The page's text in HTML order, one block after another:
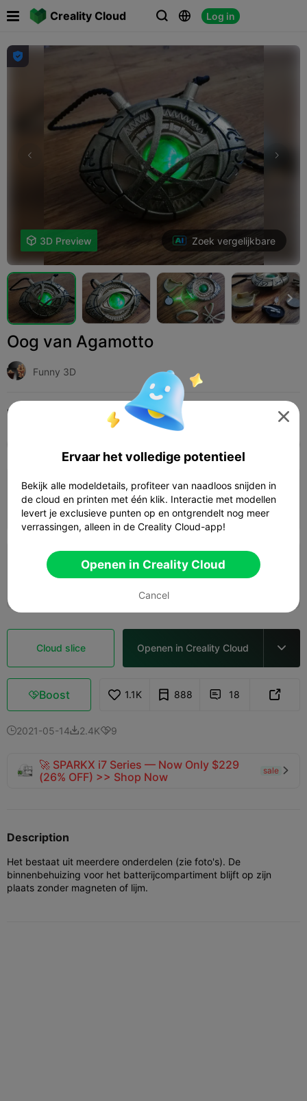
Creality Cloud   Log in
 

 3D Preview Zoek vergelijkbare

Oog van Agamotto
Funny 3D
Print Settings (2) Add Cosplay 
0,2mm laag, 2 wanden, 15% infill
01h 15m 1 plates 
0,2mm laag, 2 wanden, 15% infill
Cloud slice Openen in Creality Cloud 
Boost 1.1K 888  18 
2021-05-142.4K9
🚀 SPARKX i7 Series — Now Only $229
(26% OFF) >> Shop Now
sale 
Description
Het bestaat uit meerdere onderdelen (zie foto's). De
binnenbehuizing voor het batterijcompartiment blijft op zijn
plaats zonder magneten of lijm.

Ervaar het volledige potentieel
Bekijk alle modeldetails, profiteer van naadloos snijden in
de cloud en printen met één klik. Interactie met modellen
levert je exclusieve punten op en ontgrendelt nog meer
verrassingen, alleen in de Creality Cloud-app!
Openen in Creality Cloud
Cancel